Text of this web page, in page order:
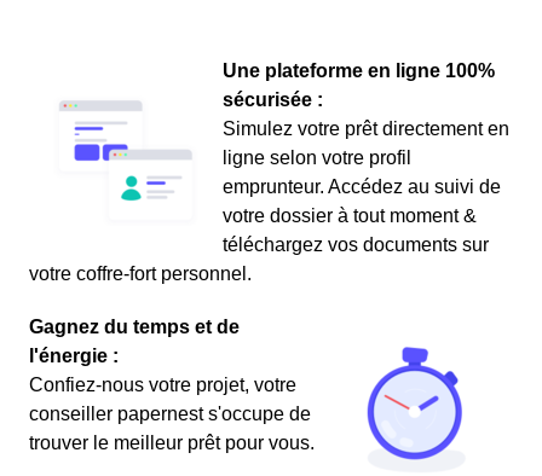
Une plateforme en ligne 100%
sécurisée :
Simulez votre prêt directement en
ligne selon votre profil
emprunteur. Accédez au suivi de
votre dossier à tout moment &
téléchargez vos documents sur
votre coffre-fort personnel.
Gagnez du temps et de
l'énergie :
Confiez-nous votre projet, votre
conseiller papernest s'occupe de
trouver le meilleur prêt pour vous.